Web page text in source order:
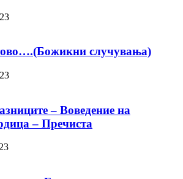
случувања)
– Вoвeдeниe на
– Пречиста